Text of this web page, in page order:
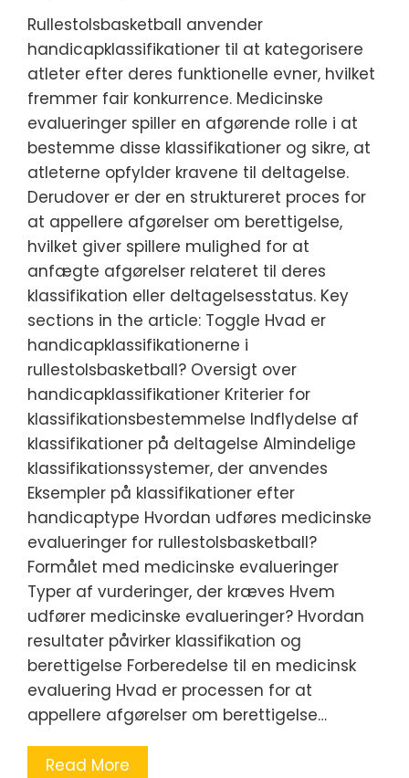
Rullestolsbasketball anvender
handicapklassifikationer til at kategorisere
atleter efter deres funktionelle evner, hvilket
fremmer fair konkurrence. Medicinske
evalueringer spiller en afgørende rolle i at
bestemme disse klassifikationer og sikre, at
atleterne opfylder kravene til deltagelse.
Derudover er der en struktureret proces for
at appellere afgørelser om berettigelse,
hvilket giver spillere mulighed for at
anfægte afgørelser relateret til deres
klassifikation eller deltagelsesstatus. Key
sections in the article: Toggle Hvad er
handicapklassifikationerne i
rullestolsbasketball? Oversigt over
handicapklassifikationer Kriterier for
klassifikationsbestemmelse Indflydelse af
klassifikationer på deltagelse Almindelige
klassifikationssystemer, der anvendes
Eksempler på klassifikationer efter
handicaptype Hvordan udføres medicinske
evalueringer for rullestolsbasketball?
Formålet med medicinske evalueringer
Typer af vurderinger, der kræves Hvem
udfører medicinske evalueringer? Hvordan
resultater påvirker klassifikation og
berettigelse Forberedelse til en medicinsk
evaluering Hvad er processen for at
appellere afgørelser om berettigelse…
Read More